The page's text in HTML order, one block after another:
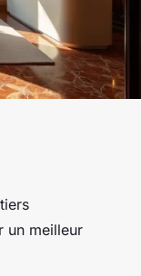
un meilleur